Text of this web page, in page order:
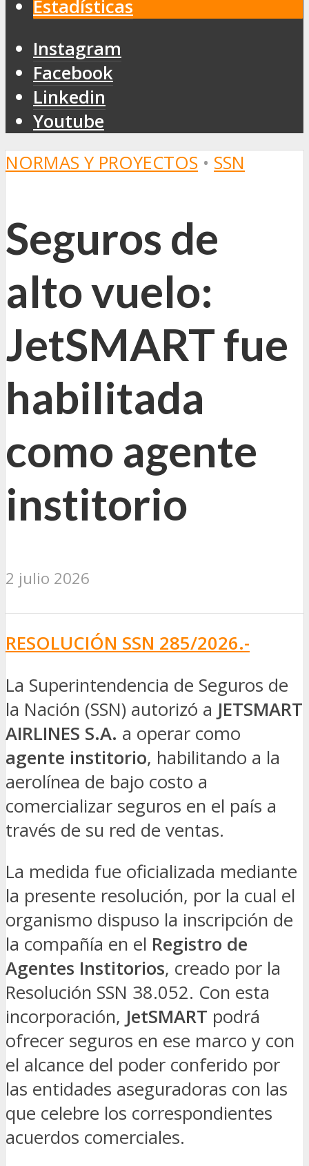
Estadísticas
Instagram
Facebook
Linkedin
Youtube
NORMAS Y PROYECTOS • SSN
Seguros de
alto vuelo:
JetSMART fue
habilitada
como agente
institorio
2 julio 2026
RESOLUCIÓN SSN 285/2026.-
La Superintendencia de Seguros de
la Nación (SSN) autorizó a JETSMART
AIRLINES S.A. a operar como
agente institorio, habilitando a la
aerolínea de bajo costo a
comercializar seguros en el país a
través de su red de ventas.
La medida fue oficializada mediante
la presente resolución, por la cual el
organismo dispuso la inscripción de
la compañía en el Registro de
Agentes Institorios, creado por la
Resolución SSN 38.052. Con esta
incorporación, JetSMART podrá
ofrecer seguros en ese marco y con
el alcance del poder conferido por
las entidades aseguradoras con las
que celebre los correspondientes
acuerdos comerciales.